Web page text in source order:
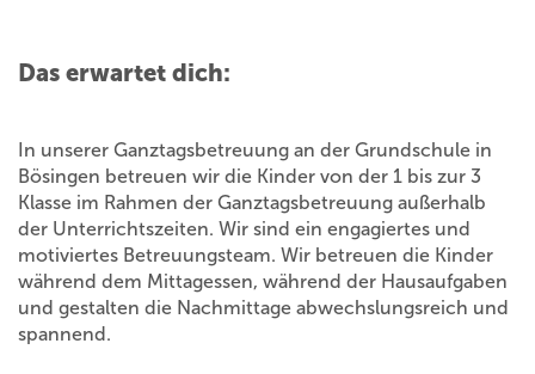
Das erwartet dich:
In unserer Ganztagsbetreuung an der Grundschule in
Bösingen betreuen wir die Kinder von der 1 bis zur 3
Klasse im Rahmen der Ganztagsbetreuung außerhalb
der Unterrichtszeiten. Wir sind ein engagiertes und
motiviertes Betreuungsteam. Wir betreuen die Kinder
während dem Mittagessen, während der Hausaufgaben
und gestalten die Nachmittage abwechslungsreich und
spannend.